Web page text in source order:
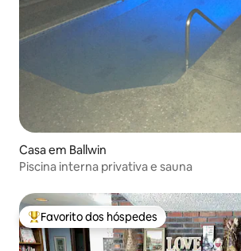
Casa em Ballwin
Piscina interna privativa e sauna
Favoritos dos hóspedes mais apreciados
Favorito dos hóspedes